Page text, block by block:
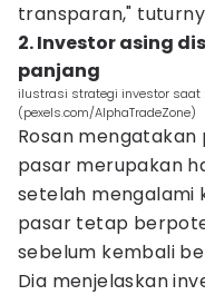
transparan,"
2. Investor asing
panjang
ilustrasi strategi investor saat
(pexels.com/AlphaTradeZone)
Rosan
pasar merupakan
setelah mengalami
pasar tetap
sebelum kembali
Dia menjelaskan